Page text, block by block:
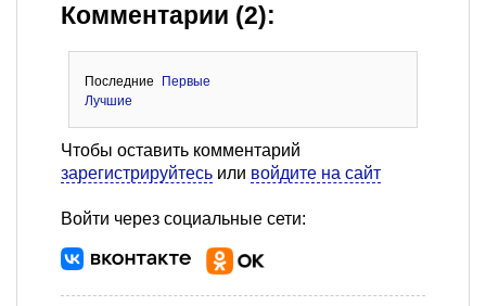
Комментарии (2):
Последние
Первые
Лучшие
Чтобы оставить комментарий
зарегистрируйтесь или войдите на сайт
Войти через социальные сети: